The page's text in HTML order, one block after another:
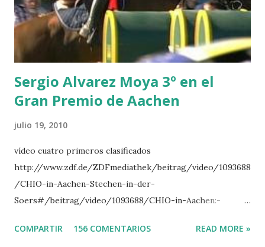
TOPINAMBOUR -LEPREVOST 7 WISCONSIN 111 -MOYA 8
INTERTOY Z - BRASH 9 HERALD –CORDON 10 SELDANA
DI CAMPALTO -SHARBATLY Vuelta Triunfal... el ganador
del Gran Premio en su vuelta de honor
Sergio Alvarez Moya 3º en el
Gran Premio de Aachen
julio 19, 2010
vídeo cuatro primeros clasificados
http://www.zdf.de/ZDFmediathek/beitrag/video/1093688
/CHIO-in-Aachen-Stechen-in-der-
Soers#/beitrag/video/1093688/CHIO-in-Aachen:-
COMPARTIR 156 COMENTARIOS READ MORE »